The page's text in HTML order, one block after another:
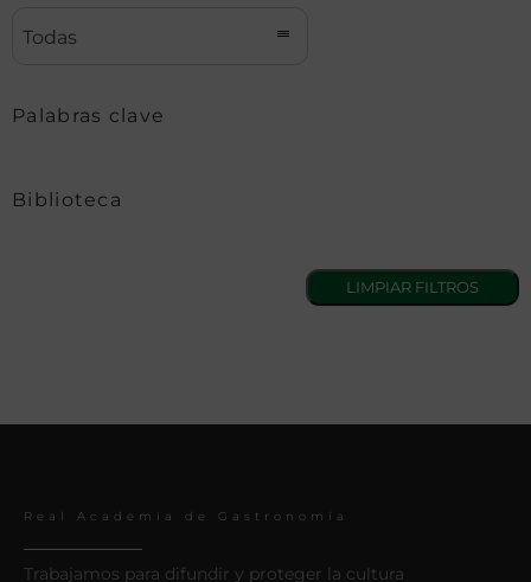
Todas
Palabras clave
Biblioteca
Real Academia de Gastronomía
Trabajamos para difundir y proteger la cultura